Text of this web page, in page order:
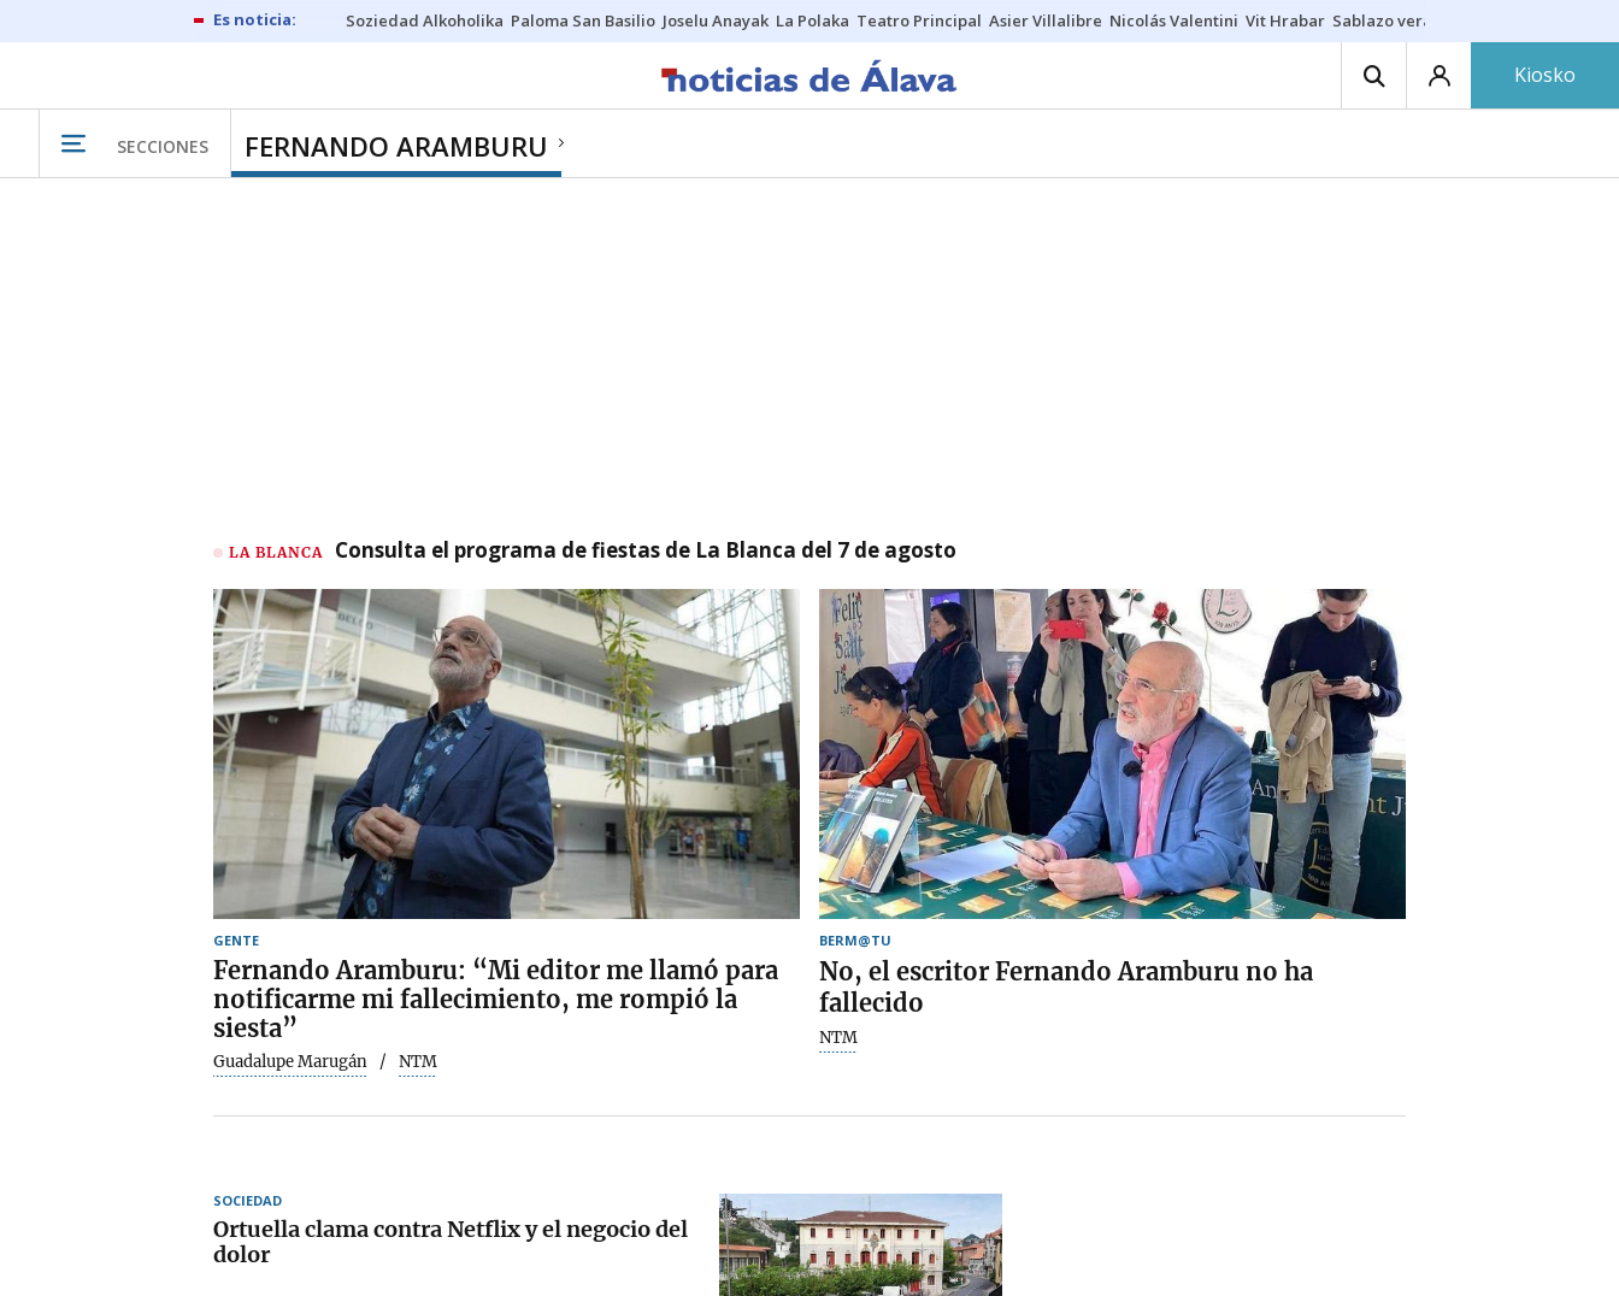
Soziedad Alkoholika Paloma San Basilio Joselu Anayak La Polaka Teatro Principal Asier Villalibre Nicolás Valentini Vit Hrabar Sablazo veraniego
Kiosko
SECCIONES FERNANDO ARAMBURU
LA BLANCA Consulta el programa de fiestas de La Blanca del 7 de agosto
GENTE
Fernando Aramburu: “Mi editor me llamó para
notificarme mi fallecimiento, me rompió la
siesta”
Guadalupe Marugán NTM
BERM@TU
No, el escritor Fernando Aramburu no ha
fallecido
NTM
SOCIEDAD
Ortuella clama contra Netflix y el negocio del
dolor